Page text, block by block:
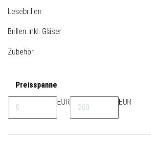
Lesebrillen
Brillen inkl. Gläser
Zubehör
Preisspanne
EUR
EUR